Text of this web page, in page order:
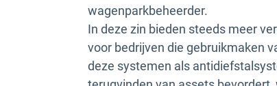
wagenparkbeheerder.
In deze zin bieden steeds meer
voor bedrijven die gebruikmaken
deze systemen als